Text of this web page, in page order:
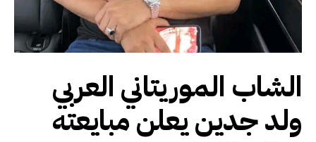
الشاب الموريتاني العربي
ولد جدين يعلن مبايعته